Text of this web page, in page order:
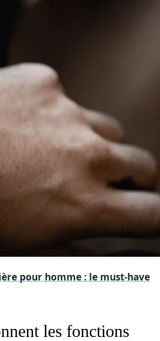
pour homme : le must-have
les fonctions